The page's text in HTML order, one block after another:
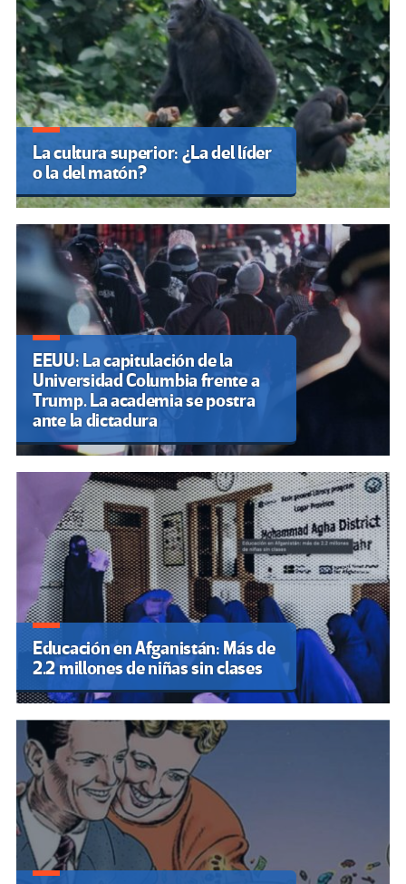
La cultura superior: ¿La del líder
o la del matón?
EEUU: La capitulación de la
Universidad Columbia frente a
Trump. La academia se postra
ante la dictadura
Educación en Afganistán: Más de
2.2 millones de niñas sin clases